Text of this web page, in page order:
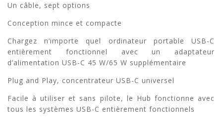
Un câble, sept options
Conception mince et compacte
Chargez n’importe quel ordinateur portable USB-C
entièrement fonctionnel avec un adaptateur
d’alimentation USB-C 45 W/65 W supplémentaire
Plug and Play, concentrateur USB-C universel
Facile à utiliser et sans pilote, le Hub fonctionne avec
tous les systèmes USB-C entièrement fonctionnels